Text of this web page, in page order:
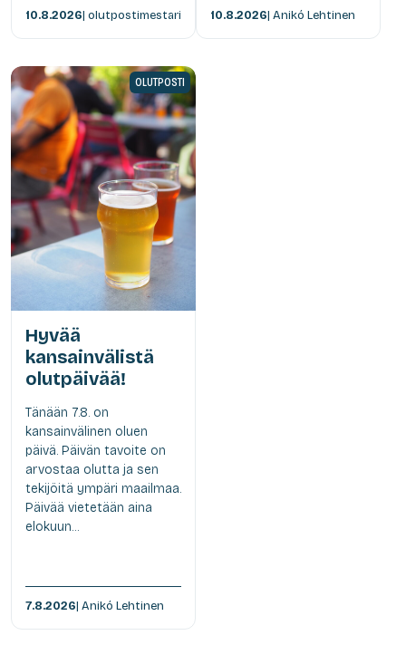
10.8.2026| olutpostimestari 10.8.2026| Anikó Lehtinen
OLUTPOSTI
Hyvää
kansainvälistä
olutpäivää!
Tänään 7.8. on
kansainvälinen oluen
päivä. Päivän tavoite on
arvostaa olutta ja sen
tekijöitä ympäri maailmaa.
Päivää vietetään aina
elokuun...
7.8.2026| Anikó Lehtinen